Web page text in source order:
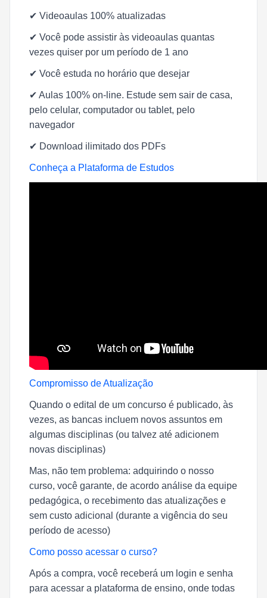
✔ Videoaulas 100% atualizadas
✔ Você pode assistir às videoaulas quantas
vezes quiser por um período de 1 ano
✔ Você estuda no horário que desejar
✔ Aulas 100% on-line. Estude sem sair de casa,
pelo celular, computador ou tablet, pelo
navegador
✔ Download ilimitado dos PDFs
Conheça a Plataforma de Estudos
Compromisso de Atualização
Quando o edital de um concurso é publicado, às
vezes, as bancas incluem novos assuntos em
algumas disciplinas (ou talvez até adicionem
novas disciplinas)
Mas, não tem problema: adquirindo o nosso
curso, você garante, de acordo análise da equipe
pedagógica, o recebimento das atualizações e
sem custo adicional (durante a vigência do seu
período de acesso)
Como posso acessar o curso?
Após a compra, você receberá um login e senha
para acessar a plataforma de ensino, onde todas